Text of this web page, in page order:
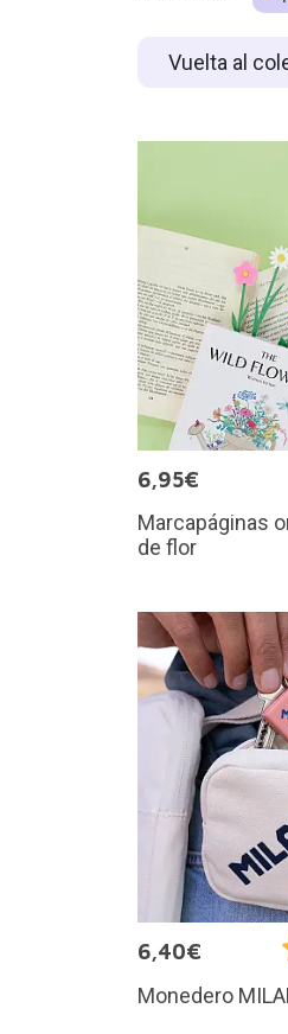
Vuelta al
6,95€
Marcapáginas
de flor
6,40€
Monedero